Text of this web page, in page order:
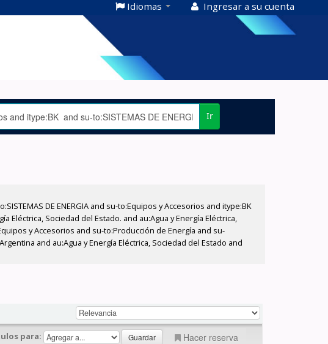
Idiomas Ingresar a su cuenta
Ir
DE ENERGIA and su-to:Equipos y Accesorios and itype:BK
Eléctrica, Sociedad del Estado. and au:Agua y Energía Eléctrica,
y Accesorios and su-to:Producción de Energía and su-
and au:Agua y Energía Eléctrica, Sociedad del Estado and
para: Hacer reserva